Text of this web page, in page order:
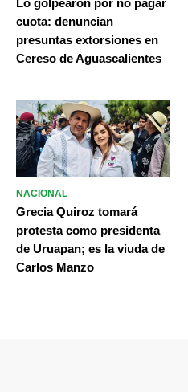
Lo golpearon por no pagar
cuota: denuncian
presuntas extorsiones en
Cereso de Aguascalientes
NACIONAL
Grecia Quiroz tomará
protesta como presidenta
de Uruapan; es la viuda de
Carlos Manzo